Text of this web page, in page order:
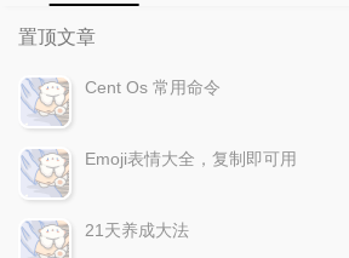
置顶文章
Cent Os 常用命令
Emoji表情大全，复制即可用
21天养成大法